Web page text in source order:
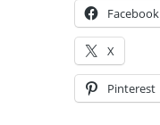
Facebook
X
Pinterest